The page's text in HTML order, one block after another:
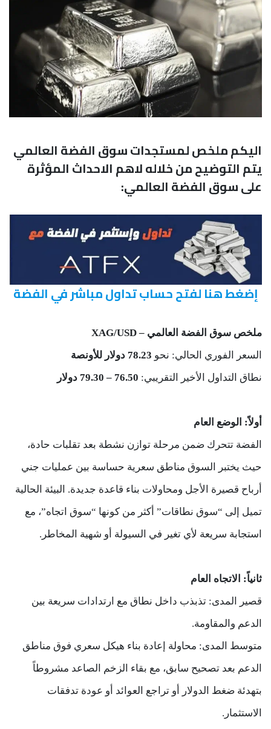
اليكم ملخص لمستجدات سوق الفضة العالمي
يتم التوضيح من خلاله لاهم الاحداث المؤثرة
على سوق الفضة العالمي:
إضغط هنا لفتح حساب تداول مباشر في الفضة
ملخص سوق الفضة العالمي – XAG/USD
السعر الفوري الحالي: نحو 78.23 دولار للأونصة
نطاق التداول الأخير التقريبي: 76.50 – 79.30 دولار
أولاً: الوضع العام
الفضة تتحرك ضمن مرحلة توازن نشطة بعد تقلبات حادة،
حيث يختبر السوق مناطق سعرية حساسة بين عمليات جني
أرباح قصيرة الأجل ومحاولات بناء قاعدة جديدة. البيئة الحالية
تميل إلى “سوق نطاقات” أكثر من كونها “سوق اتجاه”، مع
استجابة سريعة لأي تغير في السيولة أو شهية المخاطر.
ثانياً: الاتجاه العام
قصير المدى: تذبذب داخل نطاق مع ارتدادات سريعة بين
الدعم والمقاومة.
متوسط المدى: محاولة إعادة بناء هيكل سعري فوق مناطق
الدعم بعد تصحيح سابق، مع بقاء الزخم الصاعد مشروطاً
بتهدئة ضغط الدولار أو تراجع العوائد أو عودة تدفقات
الاستثمار.